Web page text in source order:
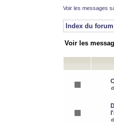
Voir les messages
Index du forum
Voir les